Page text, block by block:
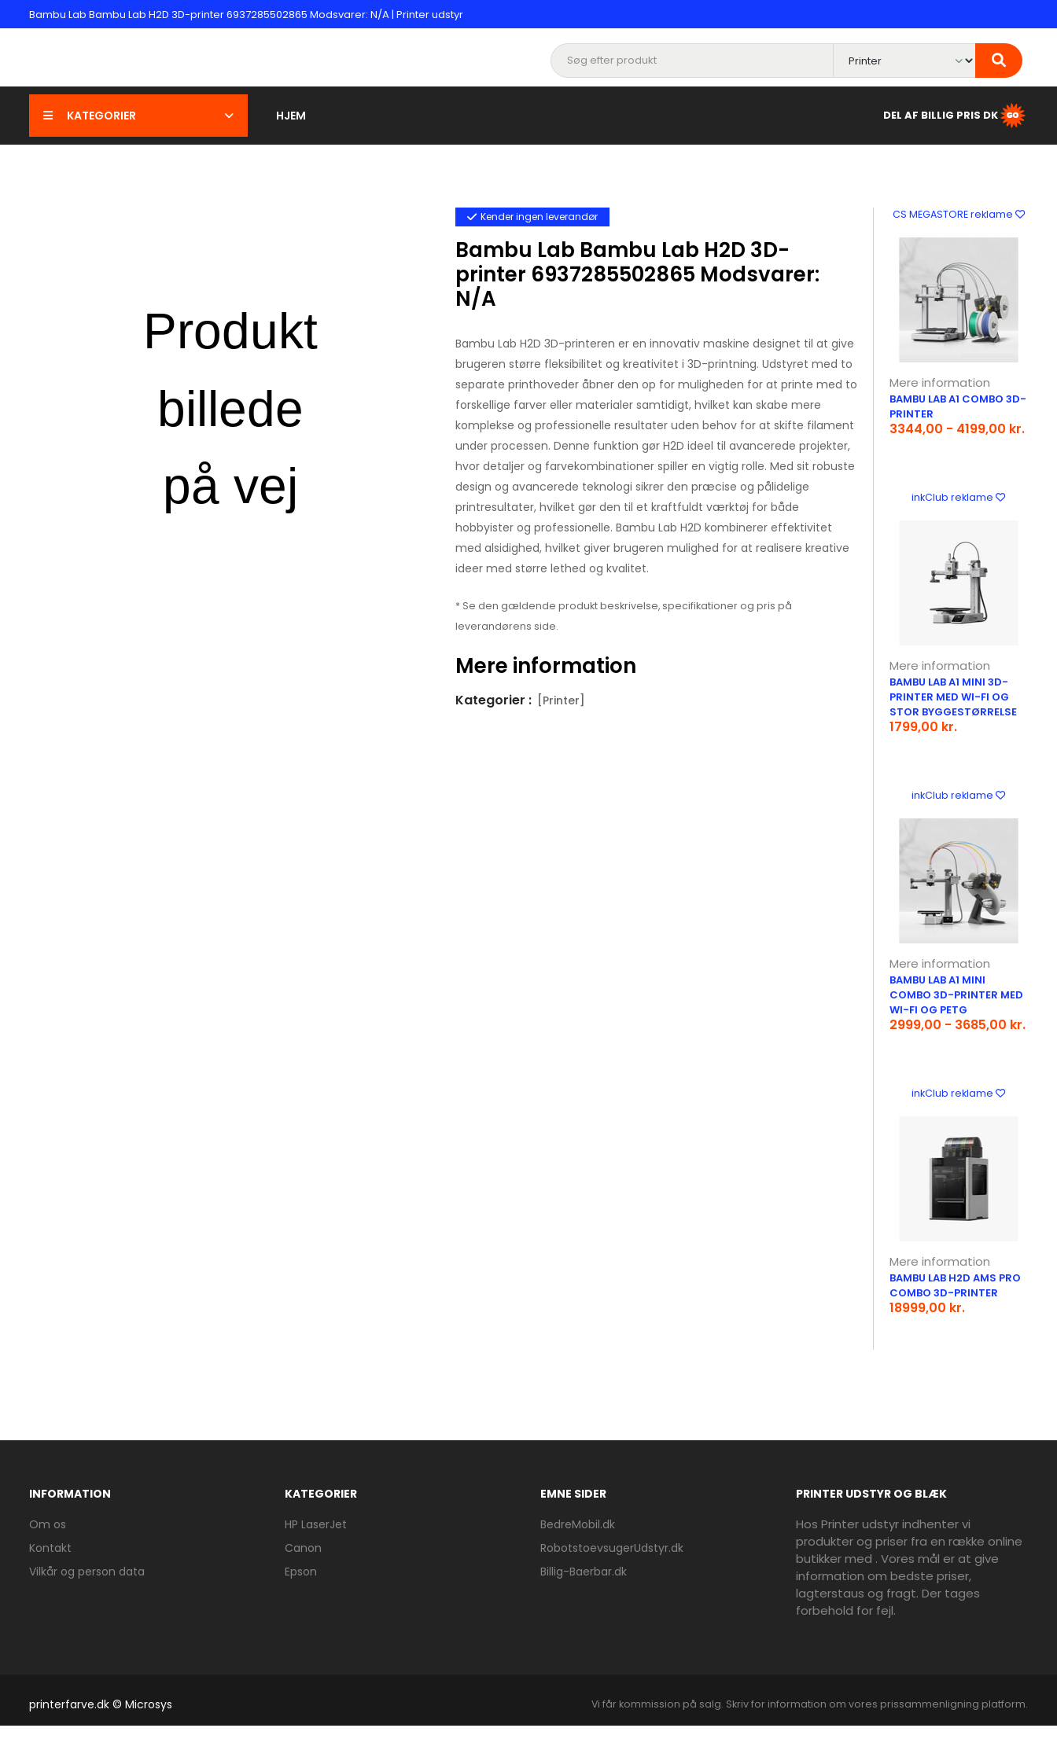
Bambu Lab Bambu Lab H2D 3D-printer 6937285502865 Modsvarer: N/A | Printer udstyr
KATEGORIER HJEM DEL AF BILLIG PRIS DK
Kender ingen leverandør
Bambu Lab Bambu Lab H2D 3D-
printer 6937285502865 Modsvarer:
N/A
Bambu Lab H2D 3D-printeren er en innovativ maskine designet til at give
brugeren større fleksibilitet og kreativitet i 3D-printning. Udstyret med to
separate printhoveder åbner den op for muligheden for at printe med to
forskellige farver eller materialer samtidigt, hvilket kan skabe mere
komplekse og professionelle resultater uden behov for at skifte filament
under processen. Denne funktion gør H2D ideel til avancerede projekter,
hvor detaljer og farvekombinationer spiller en vigtig rolle. Med sit robuste
design og avancerede teknologi sikrer den præcise og pålidelige
printresultater, hvilket gør den til et kraftfuldt værktøj for både
hobbyister og professionelle. Bambu Lab H2D kombinerer effektivitet
med alsidighed, hvilket giver brugeren mulighed for at realisere kreative
ideer med større lethed og kvalitet.
* Se den gældende produkt beskrivelse, specifikationer og pris på
leverandørens side.
Mere information
Kategorier : [Printer]
CS MEGASTORE reklame
Mere information
BAMBU LAB A1 COMBO 3D-
PRINTER
3344,00 - 4199,00 kr.
inkClub reklame
Mere information
BAMBU LAB A1 MINI 3D-
PRINTER MED WI-FI OG
STOR BYGGESTØRRELSE
1799,00 kr.
inkClub reklame
Mere information
BAMBU LAB A1 MINI
COMBO 3D-PRINTER MED
WI-FI OG PETG
2999,00 - 3685,00 kr.
inkClub reklame
Mere information
BAMBU LAB H2D AMS PRO
COMBO 3D-PRINTER
18999,00 kr.
INFORMATION
Om os
Kontakt
Vilkår og person data
KATEGORIER
HP LaserJet
Canon
Epson
EMNE SIDER
BedreMobil.dk
RobotstoevsugerUdstyr.dk
Billig-Baerbar.dk
PRINTER UDSTYR OG BLÆK
Hos Printer udstyr indhenter vi
produkter og priser fra en række online
butikker med . Vores mål er at give
information om bedste priser,
lagterstaus og fragt. Der tages
forbehold for fejl.
printerfarve.dk © Microsys Vi får kommission på salg. Skriv for information om vores prissammenligning platform.